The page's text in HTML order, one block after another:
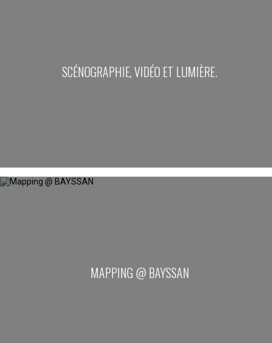
SCÉNOGRAPHIE, VIDÉO ET LUMIÈRE.
MAPPING @ BAYSSAN